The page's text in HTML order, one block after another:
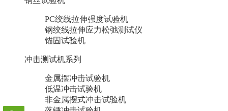
PC绞线拉伸强度试验机
钢绞线拉伸应力松弛测试仪
锚固试验机
冲击测试机系列
金属摆冲击试验机
低温冲击试验机
非金属摆式冲击试验机